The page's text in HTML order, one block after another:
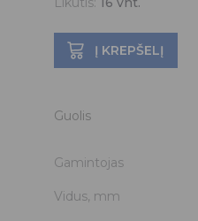
Į KREPŠELĮ
Guolis
Gamintojas
Vidus, mm